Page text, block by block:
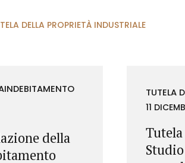
DELLA PROPRIETÀ INDUSTRIALE
della
TUTELA
11